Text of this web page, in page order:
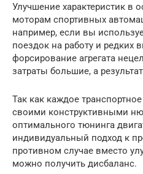
Улучшение характеристик в
моторам спортивных
например, если вы
поездок на работу и редких
форсирование агрегата
затраты большие, а
Так как каждое
своими конструктивными
оптимального тюнинга
индивидуальный подход к
противном случае вместо
можно получить дисбаланс.